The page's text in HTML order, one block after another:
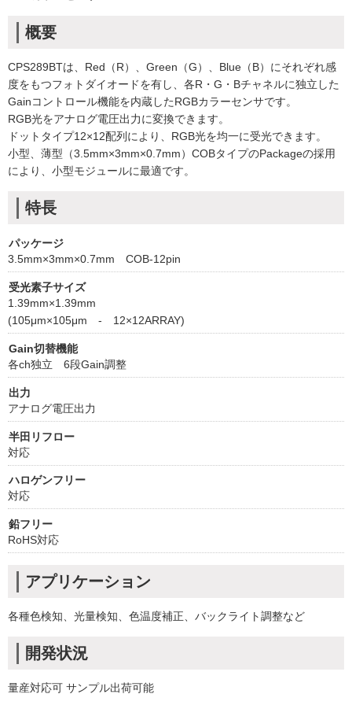
概要
CPS289BTは、Red（R）、Green（G）、Blue（B）にそれぞれ感
度をもつフォトダイオードを有し、各R・G・Bチャネルに独立した
Gainコントロール機能を内蔵したRGBカラーセンサです。
RGB光をアナログ電圧出力に変換できます。
ドットタイプ12×12配列により、RGB光を均一に受光できます。
小型、薄型（3.5mm×3mm×0.7mm）COBタイプのPackageの採用
により、小型モジュールに最適です。
特長
パッケージ
3.5mm×3mm×0.7mm COB-12pin
受光素子サイズ
1.39mm×1.39mm
(105μm×105μm - 12×12ARRAY)
Gain切替機能
各ch独立 6段Gain調整
出力
アナログ電圧出力
半田リフロー
対応
ハロゲンフリー
対応
鉛フリー
RoHS対応
アプリケーション
各種色検知、光量検知、色温度補正、バックライト調整など
開発状況
量産対応可 サンプル出荷可能